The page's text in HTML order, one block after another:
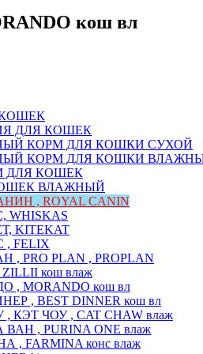
кош вл
ДЛЯ КОШЕК
КОРМ ДЛЯ КОШКИ СУХОЙ
КОРМ ДЛЯ КОЩКИ
ДЛЯ КОШЕК
ВЛАЖНЫЙ
, ROYAL CANIN
WHISKAS
KITEKAT
FELIX
, PRO PLAN , PROPLAN
кош влаж
, MORANDO кош вл
, BEST DINNER кош вл
КЭТ ЧОУ , CAT CHAW влаж
, PURINA ONE влаж
, FARMINA конс влаж